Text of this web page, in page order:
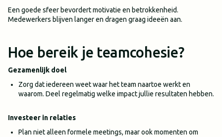
Een goede sfeer bevordert motivatie en betrokkenheid.
Medewerkers blijven langer en dragen graag ideeën aan.
Hoe bereik je teamcohesie?
Gezamenlijk doel
Zorg dat iedereen weet waar het team naartoe werkt en
waarom. Deel regelmatig welke impact jullie resultaten hebben.
Investeer in relaties
Plan niet alleen formele meetings, maar ook momenten om